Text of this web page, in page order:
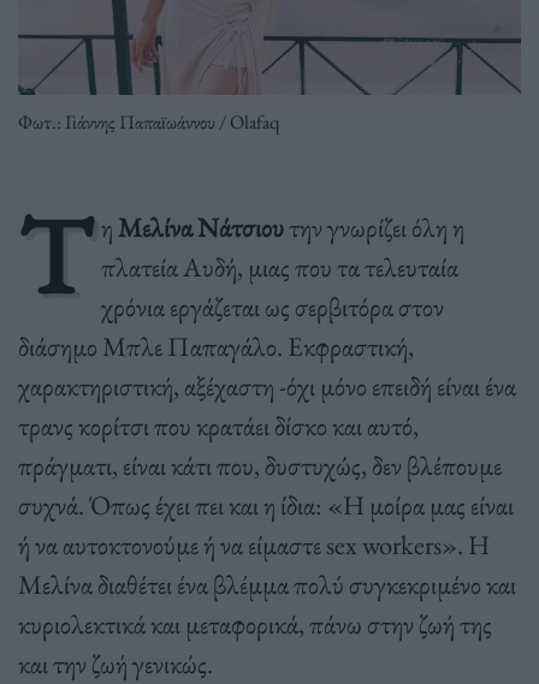
Φωτ.: Γιάννης Παπαϊωάννου / Olafaq
Τ ηΜελίνα Νάτσιουτην γνωρίζει όλη η
πλατεία Αυδή, μιας που τα τελευταία
χρόνια εργάζεται ως σερβιτόρα στον
διάσημο Μπλε Παπαγάλο. Εκφραστική,
χαρακτηριστική, αξέχαστη -όχι μόνο επειδή είναι ένα
τρανς κορίτσι που κρατάει δίσκο και αυτό,
πράγματι, είναι κάτι που, δυστυχώς, δεν βλέπουμε
συχνά. Όπως έχει πει και η ίδια: «Η μοίρα μας είναι
ή να αυτοκτονούμε ή να είμαστε sex workers». Η
Μελίνα διαθέτει ένα βλέμμα πολύ συγκεκριμένο και
κυριολεκτικά και μεταφορικά, πάνω στην ζωή της
και την ζωή γενικώς.